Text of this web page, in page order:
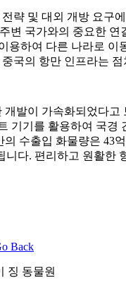
략 및 대외 개방 요
변 국가와의 중요한
용하여 다른 나라로
국의 항만 인프라는
발이 가속화되었다
기기를 활용하여 국
수출입 화물량은
니다. 편리하고 원활
Back
징 동물원